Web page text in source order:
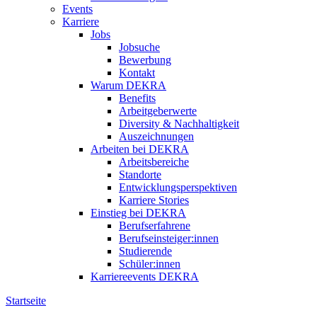
Events
Karriere
Jobs
Jobsuche
Bewerbung
Kontakt
Warum DEKRA
Benefits
Arbeitgeberwerte
Diversity & Nachhaltigkeit
Auszeichnungen
Arbeiten bei DEKRA
Arbeitsbereiche
Standorte
Entwicklungsperspektiven
Karriere Stories
Einstieg bei DEKRA
Berufserfahrene
Berufseinsteiger:innen
Studierende
Schüler:innen
Karriereevents DEKRA
Startseite